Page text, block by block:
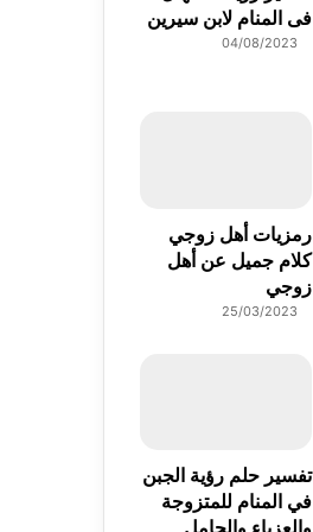
فى المنام لابن سيرين
04/08/2023
رمزيات أهل زوجي
كلام جميل عن أهل
زوجي
25/03/2023
تفسير حلم رؤية الجبن
في المنام للمتزوجة